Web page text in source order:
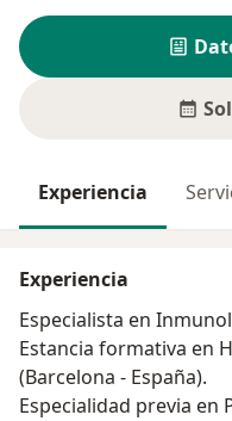
Experiencia
Experiencia
Especialista en
Estancia formativa en
(Barcelona - España).
Especialidad previa en